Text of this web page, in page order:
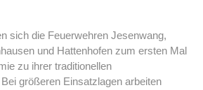
sich die Feuerwehren Jesenwang,
und Hattenhofen zum ersten Mal
zu ihrer traditionellen
größeren Einsatzlagen arbeiten